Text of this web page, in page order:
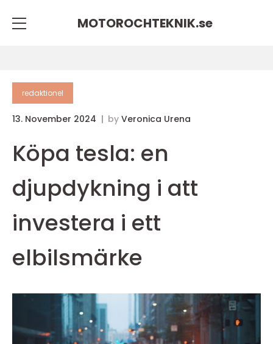
MOTOROCHTEKNIK.se
redaktionel
13. November 2024 by Veronica Urena
Köpa tesla: en
djupdykning i att
investera i ett
elbilsmärke